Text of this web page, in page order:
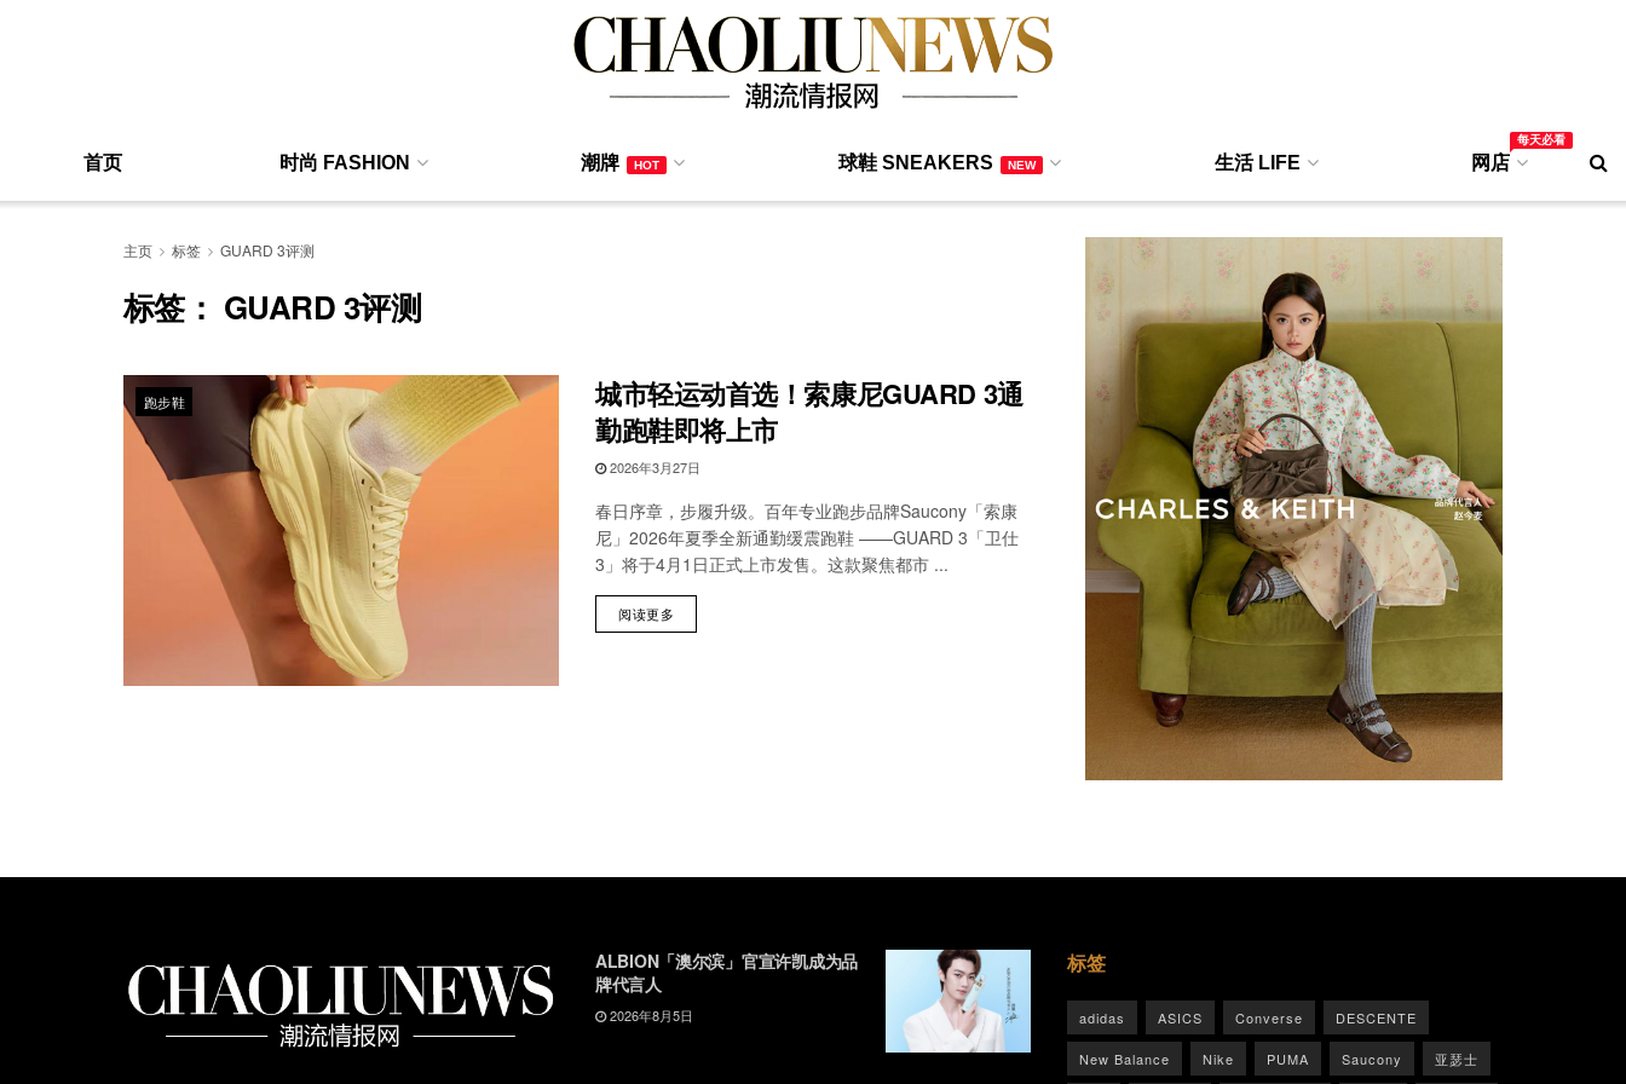
首页 时尚 FASHION 潮牌 HOT 球鞋 SNEAKERS NEW 生活 LIFE 网店
每天必看
主页 标签 GUARD 3评测
标签： GUARD 3评测
跑步鞋
城市轻运动首选！索康尼GUARD 3通
勤跑鞋即将上市
2026年3月27日
春日序章，步履升级。百年专业跑步品牌Saucony「索康
尼」2026年夏季全新通勤缓震跑鞋 ——GUARD 3「卫仕
3」将于4月1日正式上市发售。这款聚焦都市 ...
阅读更多
ALBION「澳尔滨」官宣许凯成为品
牌代言人
2026年8月5日
标签
adidas ASICS Converse DESCENTE
New Balance Nike PUMA Saucony 亚瑟士